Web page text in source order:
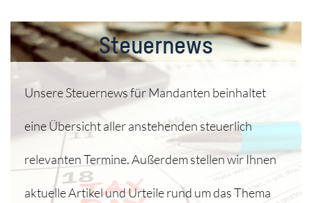
Steuernews​
Unsere Steuernews für Mandanten beinhaltet
eine Übersicht aller anstehenden steuerlich
relevanten Termine. Außerdem stellen wir Ihnen
aktuelle Artikel und Urteile rund um das Thema